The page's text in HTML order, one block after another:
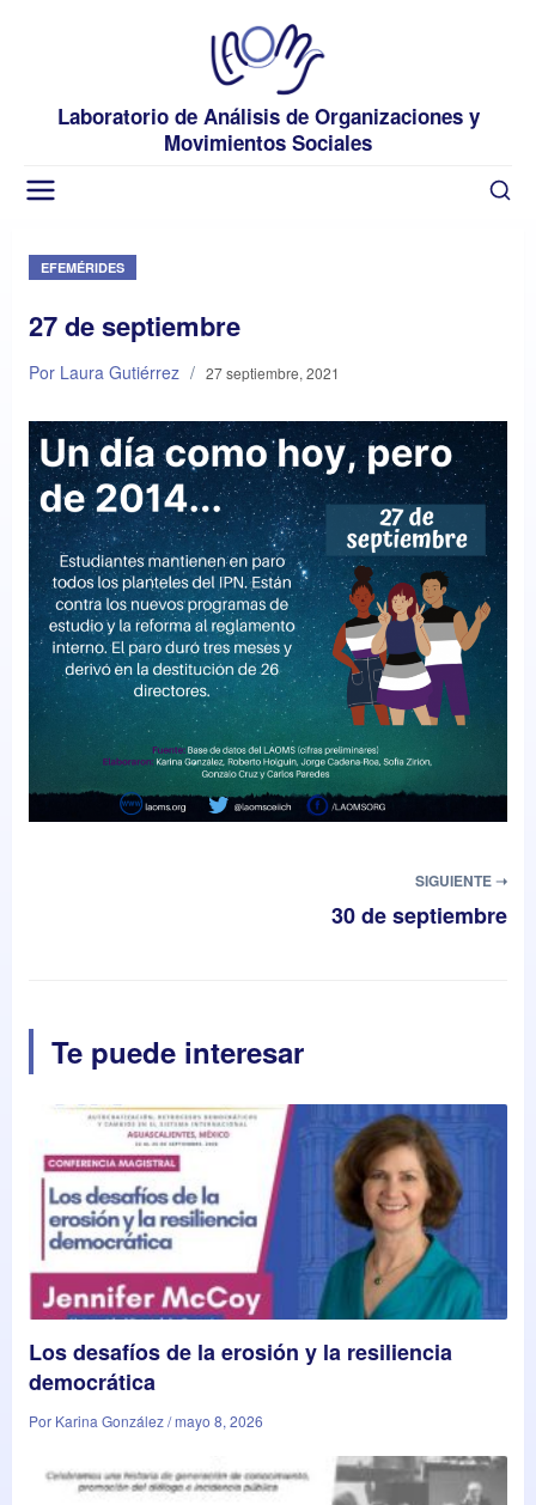
Laboratorio de Análisis de Organizaciones y
Movimientos Sociales
EFEMÉRIDES
27 de septiembre
Por Laura Gutiérrez / 27 septiembre, 2021
SIGUIENTE ➝
30 de septiembre
Te puede interesar
Los desafíos de la erosión y la resiliencia
democrática
Por Karina González / mayo 8, 2026